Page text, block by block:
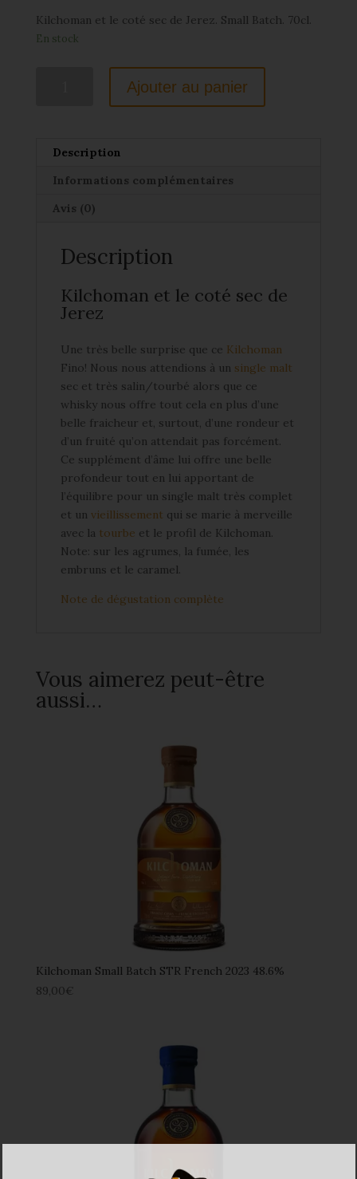
Kilchoman et le coté sec de Jerez. Small Batch. 70cl.
En stock
Sherry
Ajouter au panier
Description
Informations complémentaires
Avis (0)
Description
Kilchoman et le coté sec de
Jerez
Une très belle surprise que ce Kilchoman
Fino! Nous nous attendions à un single malt
sec et très salin/tourbé alors que ce
whisky nous offre tout cela en plus d’une
belle fraicheur et, surtout, d’une rondeur et
d’un fruité qu’on attendait pas forcément.
Ce supplément d’âme lui offre une belle
profondeur tout en lui apportant de
l’équilibre pour un single malt très complet
et un vieillissement qui se marie à merveille
avec la tourbe et le profil de Kilchoman.
Note: sur les agrumes, la fumée, les
embruns et le caramel.
Note de dégustation complète
Vous aimerez peut-être
aussi…
Kilchoman Small Batch STR French 2023 48.6%
89,00€